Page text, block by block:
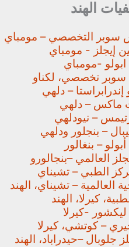
الهند
سوبر التخصصي – مومباي
إيجلز - مومباي
-مومباي
تخصصي، لكناو
– دلهي
ماكس – دلهي
– نيودلهي
– بنجلور ودلهي
– بنغالور
العالمي –بنجالورو
الطبي – تشيناي
العالمية – تشيناي، الهند
كيرلا، الهند
-كيرلا
– كوتشي، كيرلا
جلوبال –حيدراباد، الهند